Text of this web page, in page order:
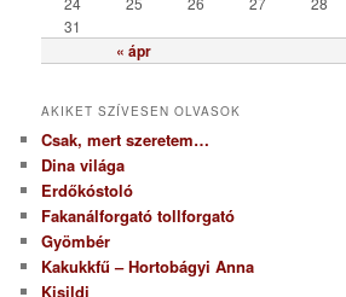
« ápr
31
AKIKET SZÍVESEN OLVASOK
Csak, mert szeretem…
Dina világa
Erdőkóstoló
Fakanálforgató tollforgató
Gyömbér
Kakukkfű – Hortobágyi Anna
Kisildi